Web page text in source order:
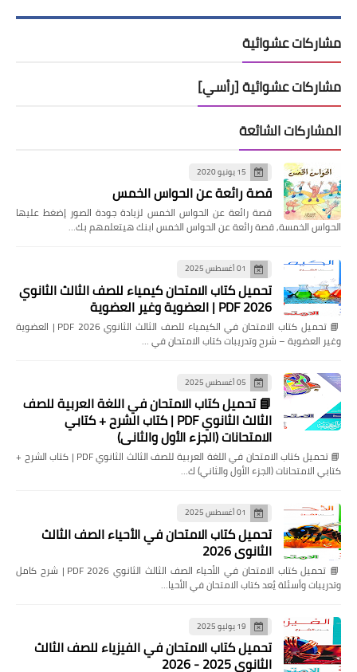
مشاركات عشوائية
مشاركات عشوائية [رأسي]
المشاركات الشائعة
15 يونيو 2020
قصة رائعة عن الحواس الخمس
قصة رائعة عن الحواس الخمس لزيادة جودة الصور إضغط عليها
الحواس الخمسة, قصة رائعة عن الحواس الخمس ابنك هيتعلمهم بك…
01 أغسطس 2025
تحميل كتاب الامتحان كيمياء للصف الثالث الثانوي
2026 PDF | العضوية وغير العضوية
📘 تحميل كتاب الامتحان في الكيمياء للصف الثالث الثانوي 2026 PDF | العضوية
وغير العضوية – شرح وتدريبات كتاب الامتحان في …
05 أغسطس 2025
📘 تحميل كتاب الامتحان في اللغة العربية للصف
الثالث الثانوي PDF | كتاب الشرح + كتابي
الامتحانات (الجزء الأول والثاني)
📘 تحميل كتاب الامتحان في اللغة العربية للصف الثالث الثانوي PDF | كتاب الشرح +
كتابي الامتحانات (الجزء الأول والثاني) ك…
01 أغسطس 2025
تحميل كتاب الامتحان في الأحياء الصف الثالث
الثانوي 2026
📘 تحميل كتاب الامتحان في الأحياء الصف الثالث الثانوي 2026 PDF | شرح كامل
وتدريبات وأسئلة يُعد كتاب الامتحان في الأحيا…
19 يوليو 2025
تحميل كتاب الامتحان في الفيزياء للصف الثالث
الثانوي 2025 - 2026